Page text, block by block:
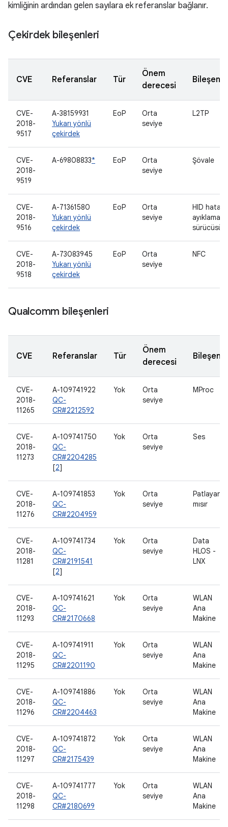
kimliğinin ardından gelen sayılara ek referanslar bağlanır.
Çekirdek bileşenleri
CVE Referanslar Tür
Önem
derecesi
Bileşen
CVE-
2018-
9517
A-38159931
Yukarı yönlü
çekirdek
EoP
Orta
seviye
L2TP
CVE-
2018-
9519
A-69808833* EoP
Orta
seviye
Şövale
CVE-
2018-
9516
A-71361580
Yukarı yönlü
çekirdek
EoP
Orta
seviye
HID hata
ayıklama
sürücüsü
CVE-
2018-
9518
A-73083945
Yukarı yönlü
çekirdek
EoP
Orta
seviye
NFC
Qualcomm bileşenleri
CVE Referanslar Tür
Önem
derecesi
Bileşen
CVE-
2018-
11265
A-109741922
QC-
CR#2212592
Yok
Orta
seviye
MProc
CVE-
2018-
11273
A-109741750
QC-
CR#2204285
[2]
Yok
Orta
seviye
Ses
CVE-
2018-
11276
A-109741853
QC-
CR#2204959
Yok
Orta
seviye
Patlayan
mısır
CVE-
2018-
11281
A-109741734
QC-
CR#2191541
[2]
Yok
Orta
seviye
Data
HLOS -
LNX
CVE-
2018-
11293
A-109741621
QC-
CR#2170668
Yok
Orta
seviye
WLAN
Ana
Makine
CVE-
2018-
11295
A-109741911
QC-
CR#2201190
Yok
Orta
seviye
WLAN
Ana
Makine
CVE-
2018-
11296
A-109741886
QC-
CR#2204463
Yok
Orta
seviye
WLAN
Ana
Makine
CVE-
2018-
11297
A-109741872
QC-
CR#2175439
Yok
Orta
seviye
WLAN
Ana
Makine
CVE-
2018-
11298
A-109741777
QC-
CR#2180699
Yok
Orta
seviye
WLAN
Ana
Makine